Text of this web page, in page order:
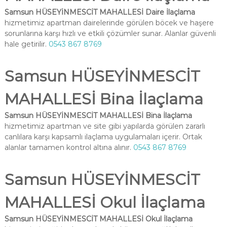
Samsun HÜSEYİNMESCİT MAHALLESİ Daire İlaçlama
hizmetimiz apartman dairelerinde görülen böcek ve haşere
sorunlarına karşı hızlı ve etkili çözümler sunar. Alanlar güvenli
hale getirilir. 0543 867 8769
Samsun HÜSEYİNMESCİT
MAHALLESİ Bina İlaçlama
Samsun HÜSEYİNMESCİT MAHALLESİ Bina İlaçlama
hizmetimiz apartman ve site gibi yapılarda görülen zararlı
canlılara karşı kapsamlı ilaçlama uygulamaları içerir. Ortak
alanlar tamamen kontrol altına alınır. 0543 867 8769
Samsun HÜSEYİNMESCİT
MAHALLESİ Okul İlaçlama
Samsun HÜSEYİNMESCİT MAHALLESİ Okul İlaçlama